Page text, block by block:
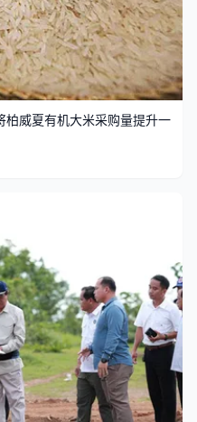
威夏有机大米采购量提升一